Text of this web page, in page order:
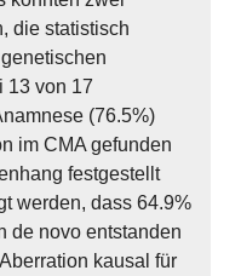
die statistisch
13 von 17
(76.5%)
im CMA gefunden
festgestellt
werden, dass 64.9%
de novo entstanden
kausal für